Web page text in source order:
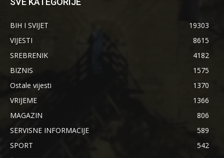
BIH I SVIJET
19303
VIJESTI
8615
SREBRENIK
4182
BIZNIS
1575
Ostale vijesti
1370
VRIJEME
1366
MAGAZIN
806
SERVISNE INFORMACIJE
589
SPORT
542